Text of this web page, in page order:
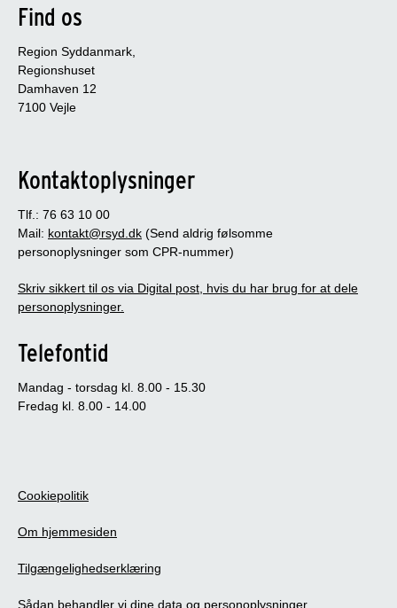
Find os
Region Syddanmark,
Regionshuset
Damhaven 12
7100 Vejle
Kontaktoplysninger
Tlf.: 76 63 10 00
Mail: kontakt@rsyd.dk (Send aldrig følsomme
personoplysninger som CPR-nummer)
Skriv sikkert til os via Digital post, hvis du har brug for at dele
personoplysninger.
Telefontid
Mandag - torsdag kl. 8.00 - 15.30
Fredag kl. 8.00 - 14.00
Cookiepolitik
Om hjemmesiden
Tilgængelighedserklæring
Sådan behandler vi dine data og personoplysninger